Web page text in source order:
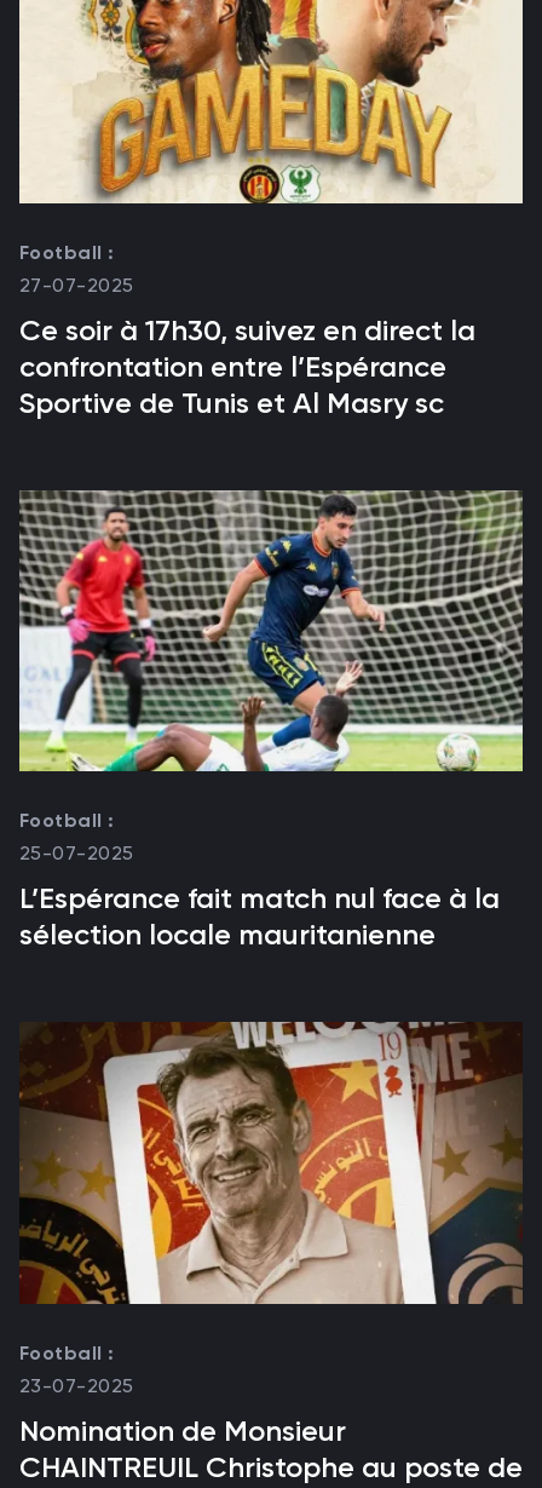
Football :
27-07-2025
Ce soir à 17h30, suivez en direct la
confrontation entre l’Espérance
Sportive de Tunis et Al Masry sc
Football :
25-07-2025
L’Espérance fait match nul face à la
sélection locale mauritanienne
Football :
23-07-2025
Nomination de Monsieur
CHAINTREUIL Christophe au poste de